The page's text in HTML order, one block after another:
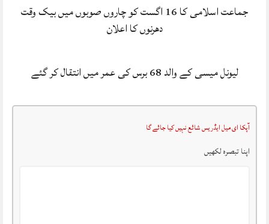
جماعت اسلامی کا 16 اگست کو چاروں صوبوں میں بیک وقت
دھرنوں کا اعلان
لیونل میسی کے والد 68 برس کی عمر میں انتقال کر گئے
آپکا ای میل ایڈریس شائع نہیں کیا جائے گا
اپنا تبصرہ لکھیں